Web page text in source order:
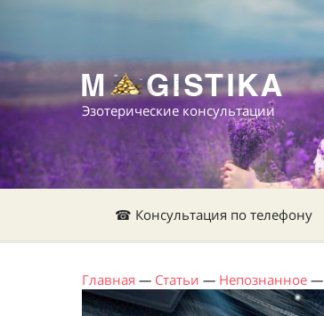
Эзотерические консультации
☎ Консультация по телефону
Главная — Статьи — Непознанное —